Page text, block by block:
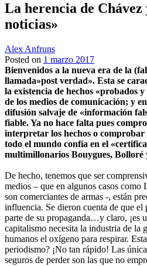
La herencia de Chávez
noticias»
Alex Anfruns
Posted on 1 marzo 2017
Bienvenidos a la nueva era de la
llamada»post verdad». Esta se
la existencia de hechos «probados
de los medios de comunicación; y
difusión salvaje de «información
fiable. Ya no hace falta pues
interpretar los hechos o
todo el mundo confía en el
multimillonarios Bouygues, Bolloré
De hecho, tenemos que ser
medios – que en algunos casos como
son comerciantes de armas -, están
influencia. Se dieron cuenta de que
parte de su propaganda…y claro, ¡es
capitalismo necesita la industria de la
humanos el oxígeno para respirar.
periodismo? ¡No tan rápido! Las
seguros de perder son las que no